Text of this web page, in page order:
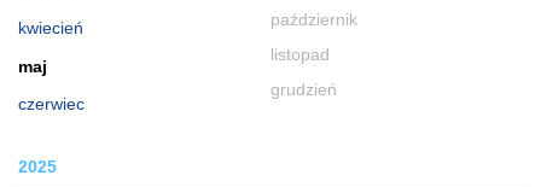
kwiecień
maj
czerwiec
październik
listopad
grudzień
2025